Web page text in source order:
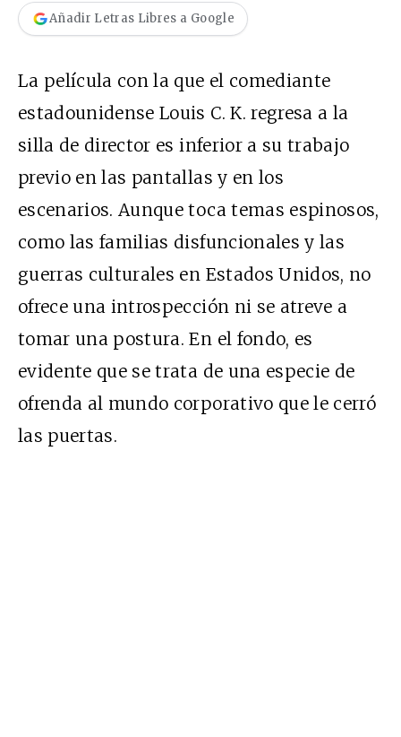
Añadir Letras Libres a Google
La película con la que el comediante
estadounidense Louis C. K. regresa a la
silla de director es inferior a su trabajo
previo en las pantallas y en los
escenarios. Aunque toca temas espinosos,
como las familias disfuncionales y las
guerras culturales en Estados Unidos, no
ofrece una introspección ni se atreve a
tomar una postura. En el fondo, es
evidente que se trata de una especie de
ofrenda al mundo corporativo que le cerró
las puertas.